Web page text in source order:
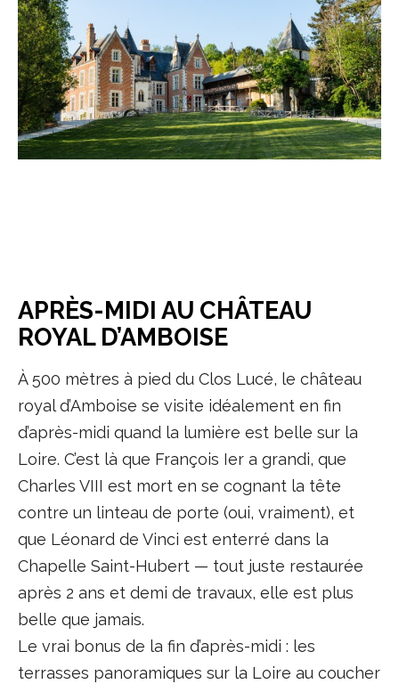
APRÈS-MIDI AU CHÂTEAU
ROYAL D’AMBOISE
À 500 mètres à pied du Clos Lucé, le château
royal d’Amboise se visite idéalement en fin
d’après-midi quand la lumière est belle sur la
Loire. C’est là que François Ier a grandi, que
Charles VIII est mort en se cognant la tête
contre un linteau de porte (oui, vraiment), et
que Léonard de Vinci est enterré dans la
Chapelle Saint-Hubert — tout juste restaurée
après 2 ans et demi de travaux, elle est plus
belle que jamais.
Le vrai bonus de la fin d’après-midi : les
terrasses panoramiques sur la Loire au coucher